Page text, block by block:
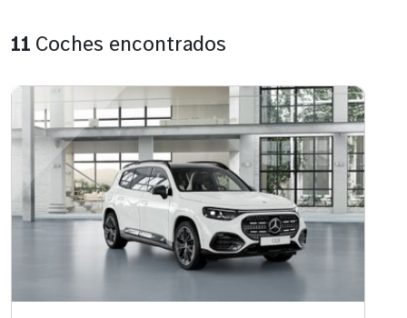
11 Coches encontrados